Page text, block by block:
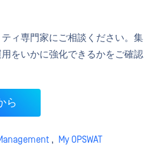
ィ専門家にご相談ください。集
をいかに強化できるかをご確認
ら
, My OPSWAT